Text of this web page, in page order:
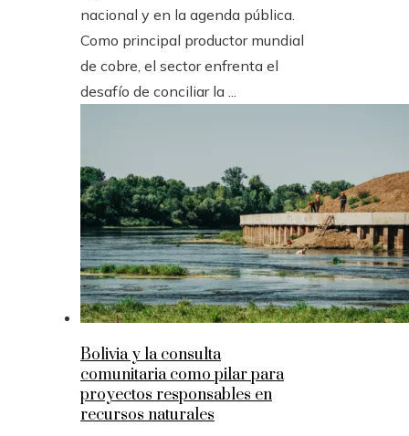
nacional y en la agenda pública.
Como principal productor mundial
de cobre, el sector enfrenta el
desafío de conciliar la ...
Bolivia y la consulta
comunitaria como pilar para
proyectos responsables en
recursos naturales